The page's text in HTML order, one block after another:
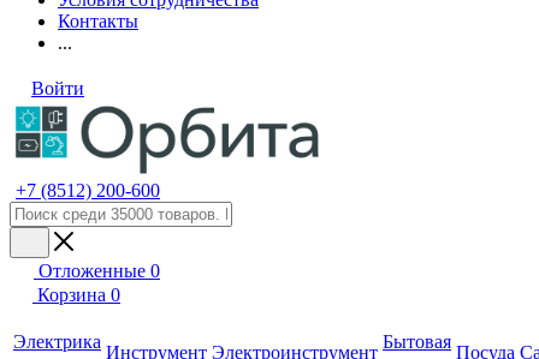
Контакты
...
Войти
+7 (8512) 200-600
Отложенные 0
Корзина 0
Электрика
Инструмент Электроинструмент
Бытовая
Посуда